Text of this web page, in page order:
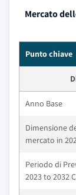
Mercato
Punto chiave
Anno Base
Dimensione
mercato in
Periodo di
2023 to 2032